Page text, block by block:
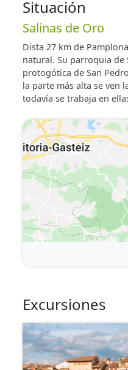
• Huerta y corral
• Parking privado
Servicios Generales en
• Chimenea
• TV y conexión a
• Calefacción central
• Lavadora
• Lavavajillas
• Menaje completo de
• Secador de pelo
Situación
Salinas de Oro
Dista 27 km de
natural. Su parroquia de
protogótica de San
la parte más alta se ven
todavía se trabaja en
Excursiones